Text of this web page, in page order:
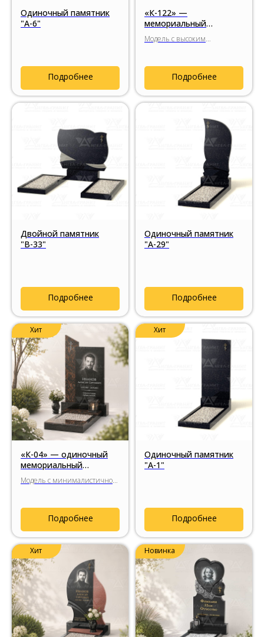
Одиночный памятник
"А-6"
Подробнее
«К-122» —
мемориальный
комплекс с выверенной
композицией и
крестом
Модель с высоким
стелы и цельной
религиозной композицией с
радиусными элементами
основания.
Подробнее
Двойной памятник
"В-33"
Подробнее
Одиночный памятник
"А-29"
Подробнее
Хит
«К-04» — одиночный
мемориальный
комплекс со строгой
геометрией
Модель с минималистичной
гранита Аврора.
Подробнее
Хит
Одиночный памятник
"А-1"
Подробнее
Хит Новинка